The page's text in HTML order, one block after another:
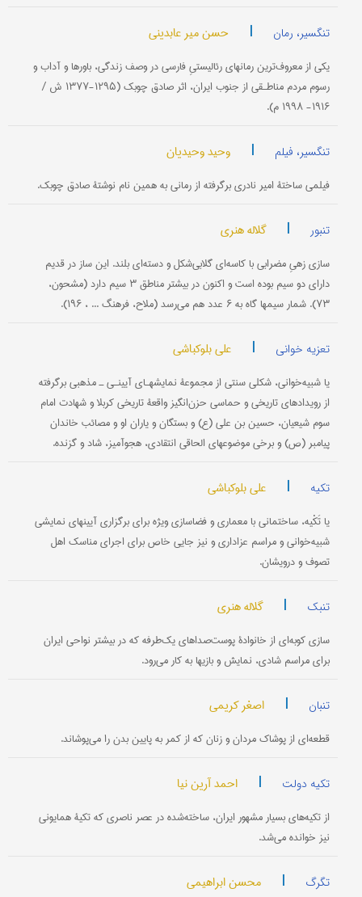
تنگسیر، رمان | حسن میر عابدینی
یکی از معروف‌ترین رمانهای رئالیستیِ فارسی در وصف زندگی، باورها و آداب و
رسوم مردم مناطـقی از جنوب ایران، اثر صادق چوبک (۱۲۹۵-۱۳۷۷ ش /
۱۹۱۶- ۱۹۹۸ م).
تنگسیر، فیلم | وحید وحیدیان
فیلمی ساختۀ امیر نادری برگرفته از رمانی به همین نام نوشتۀ صادق چوبک.
تنبور | گلاله هنری
سازی زهیِ مضرابی با کاسه‌ای گلابی‌شکل و دسته‌ای بلند. این ساز در قدیم
دارای دو سیم بوده است و اکنون در بیشتر مناطق ۳ سیم دارد (مشحون،
۷۳). شمار سیمها گاه به ۶ عدد هم می‌رسد (ملاح، فرهنگ ... ، ۱۹۶).
تعزیه خوانی | علی بلوکباشی
یا شبیه‌خوانی، شکلی سنتی از مجموعۀ نمایشهـای آیینـی ـ مذهبی برگرفته
از رویدادهای تاریخی و حماسی حزن‌انگیز واقعۀ تاریخی کربلا و شهادت امام
سوم شیعیان، حسین بن علی (ع) و بستگان و یاران او و مصائب خاندان
پیامبر (ص) و برخی موضوعهای الحاقی انتقادی، هجوآمیز، شاد و گزنده.
تکیه | علی بلوکباشی
یا تَکْیه، ساختمانی با معماری و فضاسازی ویژه برای برگزاری آیینهای نمایشی
شبیه‌خوانی و مراسم عزاداری و نیز جایی خاص برای اجرای مناسک اهل
تصوف و درویشان.
تنبک | گلاله هنری
سازی کوبه‌ای از خانوادۀ پوست‌صداهای یک‌طرفه که در بیشتر نواحی ایران
برای مراسم شادی، نمایش و بازیها به کار می‌رود.
تنبان | اصغر کریمی
قطعه‌ای از پوشاك مردان و زنان كه از كمر به پایین بدن را می‌پوشاند.
تکیه دولت | احمد آرین نیا
از تکیه‌های بسیار مشهور ایران، ساخته‌شده در عصر ناصری که تکیۀ همایونی
نیز خوانده می‌شد.
تگرگ | محسن ابراهیمی